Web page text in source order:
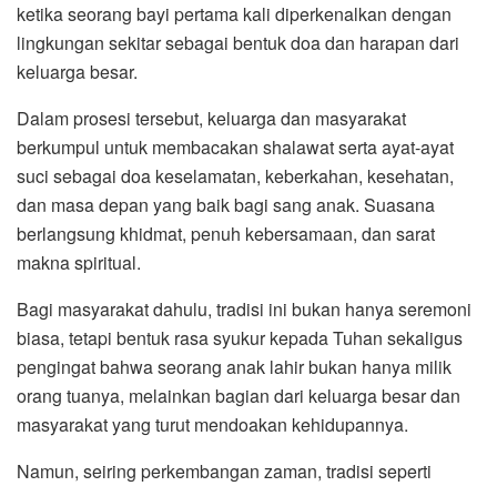
ketika seorang bayi pertama kali diperkenalkan dengan
lingkungan sekitar sebagai bentuk doa dan harapan dari
keluarga besar.
Dalam prosesi tersebut, keluarga dan masyarakat
berkumpul untuk membacakan shalawat serta ayat-ayat
suci sebagai doa keselamatan, keberkahan, kesehatan,
dan masa depan yang baik bagi sang anak. Suasana
berlangsung khidmat, penuh kebersamaan, dan sarat
makna spiritual.
Bagi masyarakat dahulu, tradisi ini bukan hanya seremoni
biasa, tetapi bentuk rasa syukur kepada Tuhan sekaligus
pengingat bahwa seorang anak lahir bukan hanya milik
orang tuanya, melainkan bagian dari keluarga besar dan
masyarakat yang turut mendoakan kehidupannya.
Namun, seiring perkembangan zaman, tradisi seperti